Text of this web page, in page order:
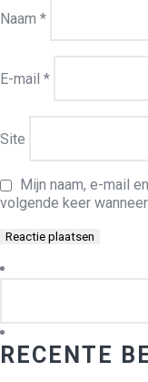
Naam *
E-mail *
Site
Mijn naam, e-mail
volgende keer
RECENTE